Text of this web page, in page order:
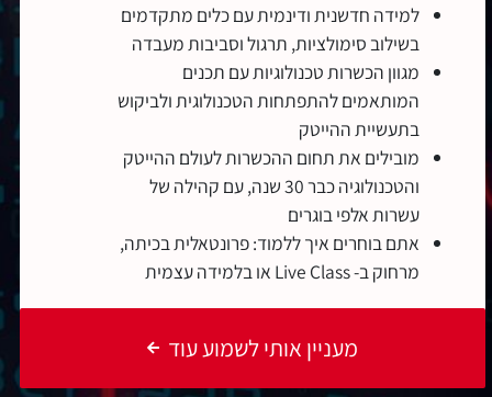
למידה חדשנית ודינמית עם כלים מתקדמים
בשילוב סימולציות, תרגול וסביבות מעבדה
מגוון הכשרות טכנולוגיות עם תכנים
המותאמים להתפתחות הטכנולוגית ולביקוש
בתעשיית ההייטק
מובילים את תחום ההכשרות לעולם ההייטק
והטכנולוגיה כבר 30 שנה, עם קהילה של
עשרות אלפי בוגרים
אתם בוחרים איך ללמוד: פרונטאלית בכיתה,
מרחוק ב- Live Class או בלמידה עצמית
מעניין אותי לשמוע עוד